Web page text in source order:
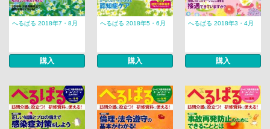
へるぱる 2018年7・8月
購入
へるぱる 2018年5・6月
購入
へるぱる 2018年3・4月
購入